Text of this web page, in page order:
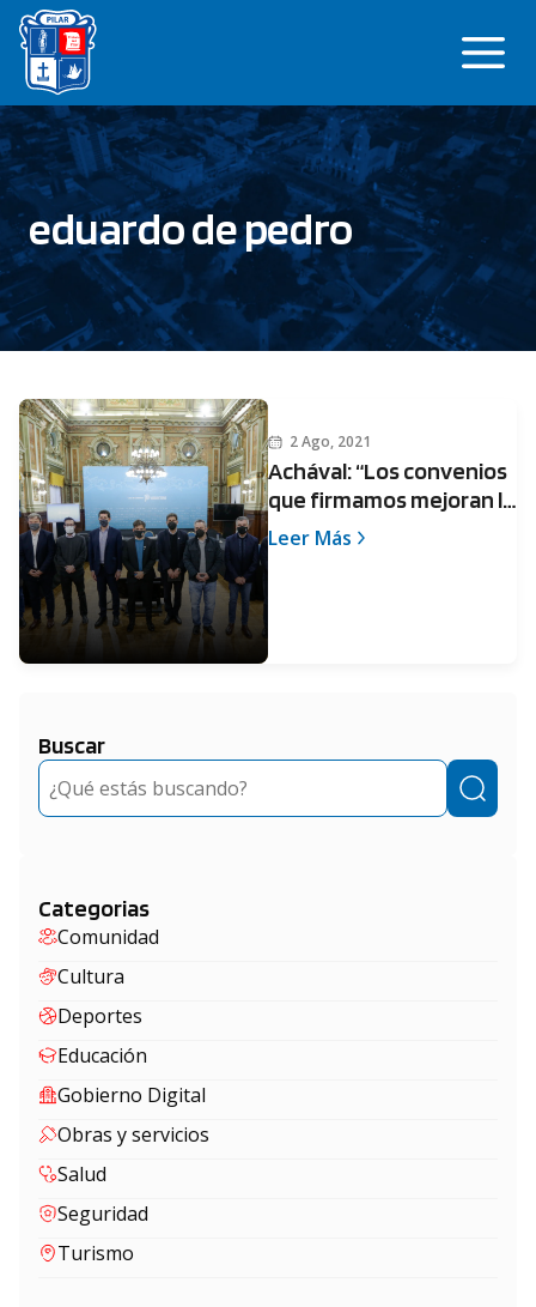
Saltar
contenido
eduardo de pedro
2 Ago, 2021
Achával: “Los convenios
que firmamos mejoran la
infraestructura y la vida
Leer Más
Buscar
Buscar
Categorias
Comunidad
Cultura
Deportes
Educación
Gobierno Digital
Obras y servicios
Salud
Seguridad
Turismo